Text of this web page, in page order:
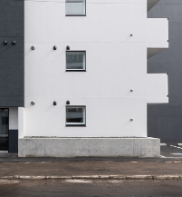
区
区
別区
稲区